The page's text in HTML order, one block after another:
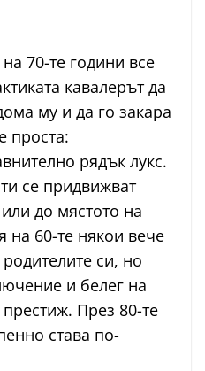
70-те години все
кавалерът да
му и да го закара
проста:
рядък лукс.
се придвижват
до мястото на
на 60-те някои вече
си, но
и белег на
През 80-те
става по-